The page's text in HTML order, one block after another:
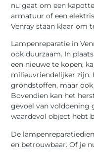
nu gaat om een
armatuur of een
Venray staan klaar om
Lampenreparatie in
ook duurzaam. In
een nieuwe te kopen,
milieuvriendelijker zijn.
grondstoffen, maar
Bovendien kan het
gevoel van voldoening
waardevol object hebt
De
en betrouwbaar. Of je